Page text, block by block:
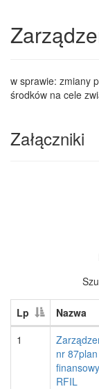
w sprawie: zmiany
środków na cele
Załączniki
Lp Nazwa
1
nr 87plan
finansowy
RFIL